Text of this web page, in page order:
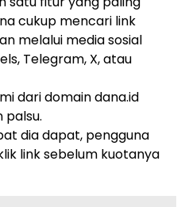
cukup mencari link
melalui media sosial
Telegram, X, atau
dari domain dana.id
dia dapat, pengguna
link sebelum kuotanya